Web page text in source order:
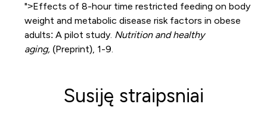
">Effects of 8-hour time restricted feeding on body
weight and metabolic disease risk factors in obese
adults: A pilot study. Nutrition and healthy
aging,(Preprint), 1-9.
Susiję straipsniai